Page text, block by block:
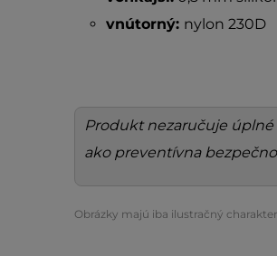
vnútorný: nylon 230D
Produkt nezaručuje úplné
ako preventívna
Obrázky majú iba ilustračný charakter.